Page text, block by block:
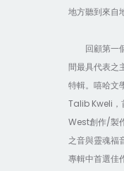
地方聽到來自
回顧第一個
間最具代表之
特輯。嘻哈文
Talib Kweli
West創作/製
之音與靈魂福
專輯中首選佳